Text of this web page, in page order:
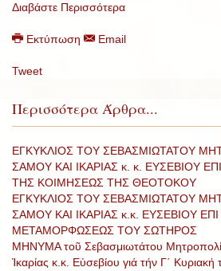
Διαβάστε Περισσότερα
Εκτύπωση Email
Tweet
Περισσότερα Άρθρα...
ΕΓΚΥΚΛΙΟΣ ΤΟΥ ΣΕΒΑΣΜΙΩΤΑΤΟΥ
ΣΑΜΟΥ ΚΑΙ ΙΚΑΡΙΑΣ κ. κ. ΕΥΣΕΒΙΟΥ
ΤΗΣ ΚΟΙΜΗΣΕΩΣ ΤΗΣ ΘΕΟΤΟΚΟΥ
ΕΓΚΥΚΛΙΟΣ ΤΟΥ ΣΕΒΑΣΜΙΩΤΑΤΟΥ
ΣΑΜΟΥ ΚΑΙ ΙΚΑΡΙΑΣ κ.κ. ΕΥΣΕΒΙΟΥ
ΜΕΤΑΜΟΡΦΩΣΕΩΣ ΤΟΥ ΣΩΤΗΡΟΣ
ΜΗΝΥΜΑ τοῦ Σεβασμιωτάτου
Ἰκαρίας κ.κ. Εὐσεβίου γιά τήν Γ΄